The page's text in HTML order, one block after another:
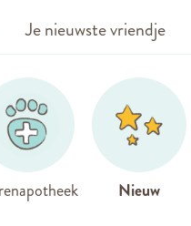
Nieuw
Je nieuwste vriendje